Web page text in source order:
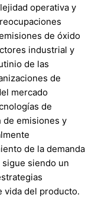
operativa y
de óxido
industrial y
de las
de
mercado
de
de emisiones y
de la demanda
siendo un
vida del producto.